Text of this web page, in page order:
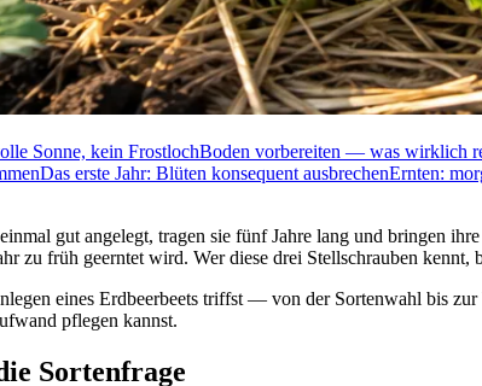
Sonne, kein FrostlochBoden vorbereiten — was wirklich
Das erste Jahr: Blüten konsequent ausbrechenErnten:
gut angelegt, tragen sie fünf Jahre lang und bringen
zu früh geerntet wird. Wer diese drei Stellschrauben kennt,
eines Erdbeerbeets triffst — von der Sortenwahl bis
pflegen kannst.
Sortenfrage